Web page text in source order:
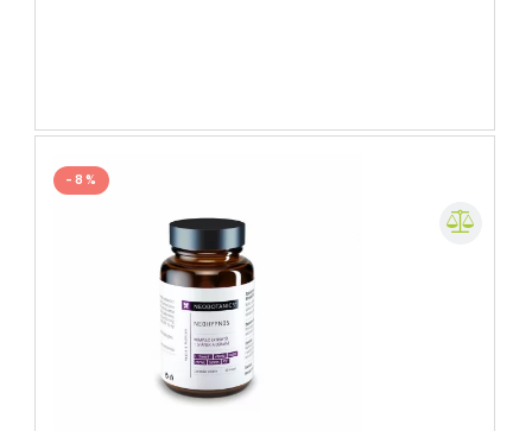
- 8 %